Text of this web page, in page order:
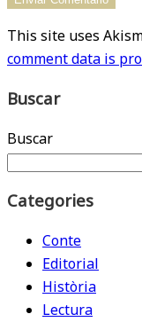
This site uses
comment data is
Buscar
Buscar
Categories
Conte
Editorial
Història
Lectura